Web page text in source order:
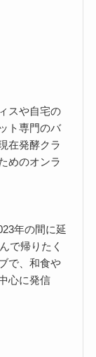
スや自宅の
ト専門のバ
在発酵クラ
めのオンラ
年の間に延
で帰りたく
で、和食や
心に発信